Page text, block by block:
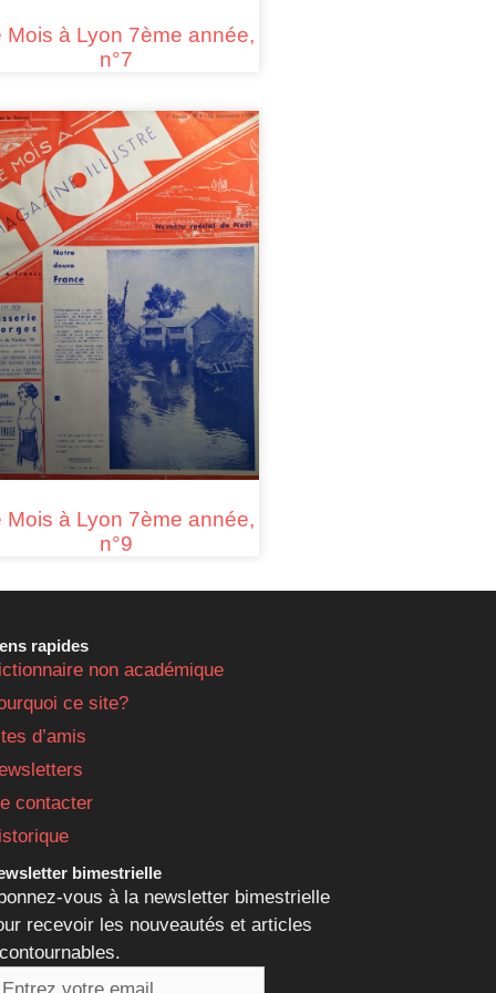
Mois à Lyon 7ème année,
n°7
Mois à Lyon 7ème année,
n°9
rapides
non académique
ce site?
d’amis
contacter
bimestrielle
vous à la newsletter bimestrielle
recevoir les nouveautés et articles